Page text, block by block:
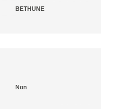
BETHUNE
Non